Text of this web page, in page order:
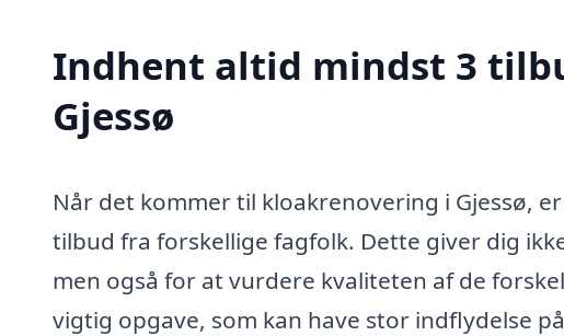
Indhent altid mindst 3
Gjessø
Når det kommer til kloakrenovering i Gjessø,
tilbud fra forskellige fagfolk. Dette giver dig
men også for at vurdere kvaliteten af de
vigtig opgave, som kan have stor indflydelse